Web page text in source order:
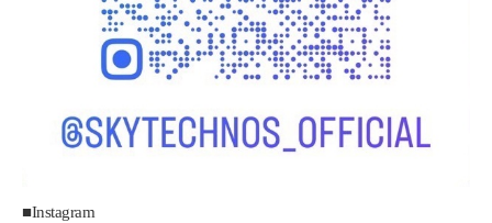
■Instagram